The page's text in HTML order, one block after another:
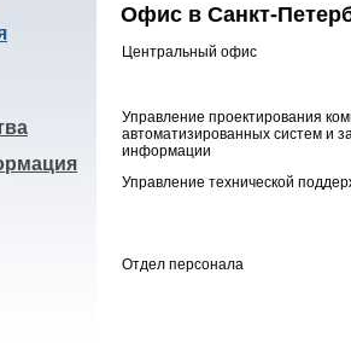
Офис в Санкт-
Центральный офис
Управление проектирования
автоматизированных систем и
информации
Управление технической
Отдел персонала